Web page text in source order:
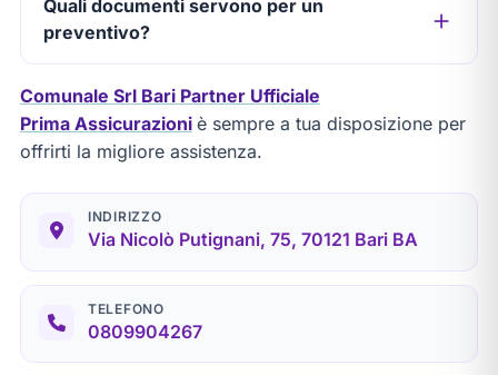
Quali documenti servono per un
preventivo?
Comunale Srl Bari Partner Ufficiale
Prima Assicurazioni è sempre a tua disposizione per
offrirti la migliore assistenza.
INDIRIZZO
Via Nicolò Putignani, 75, 70121 Bari BA
TELEFONO
0809904267